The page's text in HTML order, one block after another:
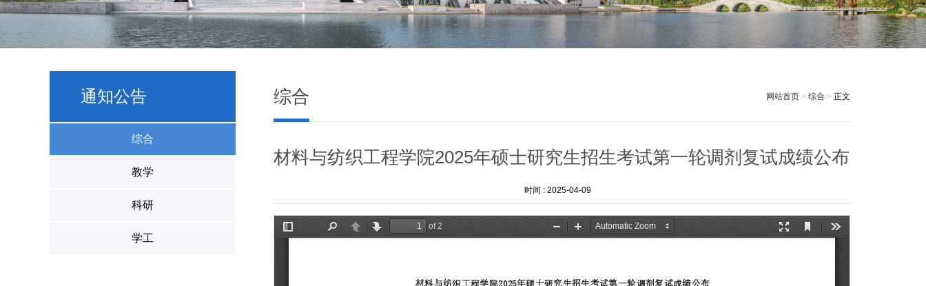
通知公告
综合
教学
科研
学工
综合 网站首页 > 综合 >正文
材料与纺织工程学院2025年硕士研究生招生考试第一轮调剂复试成绩公布
时间 : 2025-04-09